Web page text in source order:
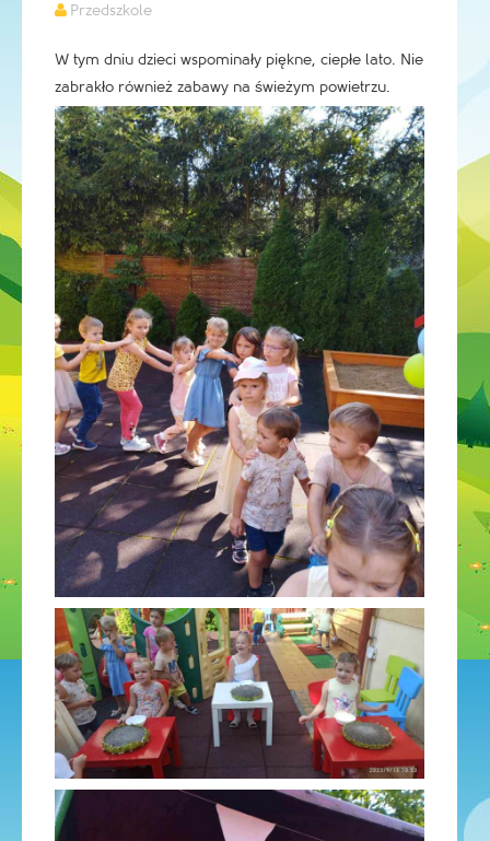
Przedszkole
W tym dniu dzieci wspominały piękne, ciepłe lato. Nie
zabrakło również zabawy na świeżym powietrzu.